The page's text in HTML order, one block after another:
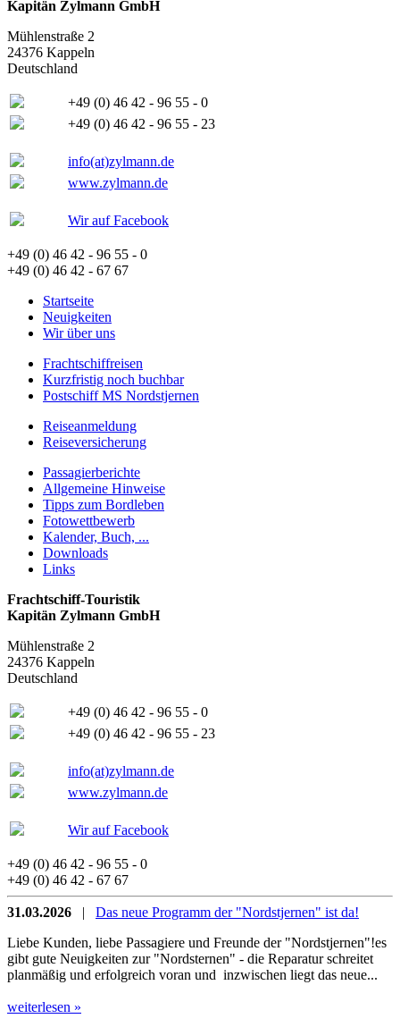
Kapitän Zylmann GmbH
Mühlenstraße 2
24376 Kappeln
Deutschland
+49 (0) 46 42 - 96 55 - 0
+49 (0) 46 42 - 96 55 - 23
info(at)zylmann.de
www.zylmann.de
Wir auf Facebook
+49 (0) 46 42 - 96 55 - 0
+49 (0) 46 42 - 67 67
Startseite
Neuigkeiten
Wir über uns
Frachtschiffreisen
Kurzfristig noch buchbar
Postschiff MS Nordstjernen
Reiseanmeldung
Reiseversicherung
Passagierberichte
Allgemeine Hinweise
Tipps zum Bordleben
Fotowettbewerb
Kalender, Buch, ...
Downloads
Links
Frachtschiff-Touristik
Kapitän Zylmann GmbH
Mühlenstraße 2
24376 Kappeln
Deutschland
+49 (0) 46 42 - 96 55 - 0
+49 (0) 46 42 - 96 55 - 23
info(at)zylmann.de
www.zylmann.de
Wir auf Facebook
+49 (0) 46 42 - 96 55 - 0
+49 (0) 46 42 - 67 67
31.03.2026 | Das neue Programm der "Nordstjernen" ist da!
Liebe Kunden, liebe Passagiere und Freunde der "Nordstjernen"!es
gibt gute Neuigkeiten zur "Nordsternen" - die Reparatur schreitet
planmäßig und erfolgreich voran und inzwischen liegt das neue...
weiterlesen »